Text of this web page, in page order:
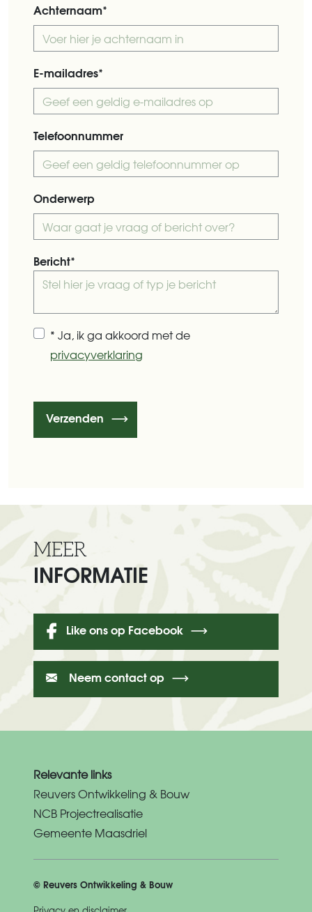
Achternaam*
E-mailadres*
Telefoonnummer
Onderwerp
Bericht*
* Ja, ik ga akkoord met de
privacyverklaring
Verzenden
MEER
INFORMATIE
Like ons op Facebook
Neem contact op
Relevante links
Reuvers Ontwikkeling & Bouw
NCB Projectrealisatie
Gemeente Maasdriel
© Reuvers Ontwikkeling & Bouw